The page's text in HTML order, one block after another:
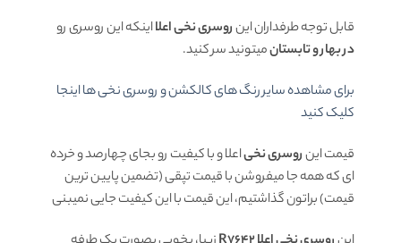
قابل توجه طرفداران اینروسری نخیاعلااینکه این روسری رو
در بهار و تابستانمیتونید سر کنید.
برای مشاهده سایر رنگ های کالکشن و روسری نخی ها اینجا
کلیک کنید
قیمت اینروسری نخیاعلا و با کیفیت رو بجای چهارصد و خرده
ای که همه جا میفروشن با قیمت تپقی (تضمین پایین ترین
قیمت) براتون گذاشتیم، این قیمت با این کیفیت جایی نمیبنی